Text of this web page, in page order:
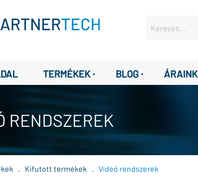
TERMÉKEK · BLOG · ÁRAINK
RENDSZEREK
. Kifutott termékek . Videó rendszerek